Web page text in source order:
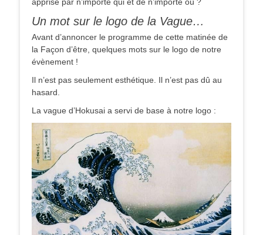
Un mot sur le logo de la Vague…
Avant d’annoncer le programme de cette matinée de
la Façon d’être, quelques mots sur le logo de notre
évènement !
Il n’est pas seulement esthétique. Il n’est pas dû au
hasard.
La vague d’Hokusai a servi de base à notre logo :